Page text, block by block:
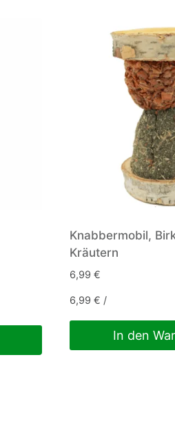
Knabbermobil,
Kräutern
6,99 €
6,99 € /
In den